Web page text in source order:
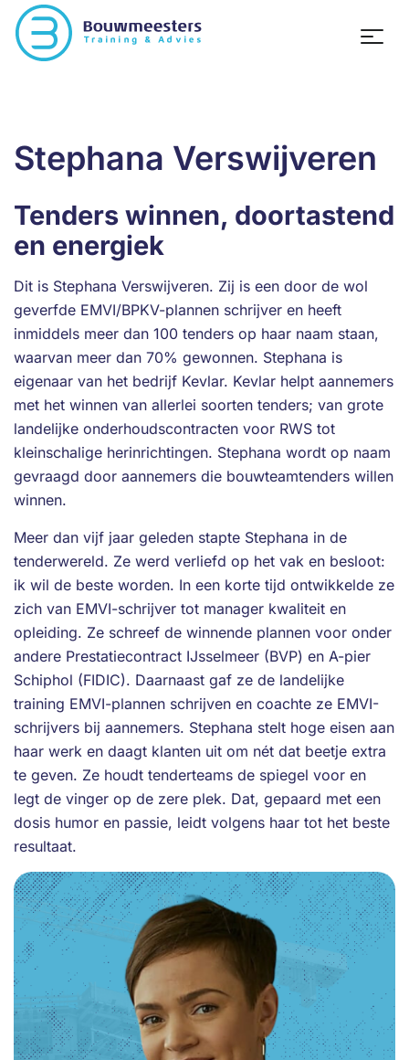
Stephana Verswijveren
Tenders winnen, doortastend
en energiek
Dit is Stephana Verswijveren. Zij is een door de wol
geverfde EMVI/BPKV-plannen schrijver en heeft
inmiddels meer dan 100 tenders op haar naam staan,
waarvan meer dan 70% gewonnen. Stephana is
eigenaar van het bedrijf Kevlar. Kevlar helpt aannemers
met het winnen van allerlei soorten tenders; van grote
landelijke onderhoudscontracten voor RWS tot
kleinschalige herinrichtingen. Stephana wordt op naam
gevraagd door aannemers die bouwteamtenders willen
winnen.
Meer dan vijf jaar geleden stapte Stephana in de
tenderwereld. Ze werd verliefd op het vak en besloot:
ik wil de beste worden. In een korte tijd ontwikkelde ze
zich van EMVI-schrijver tot manager kwaliteit en
opleiding. Ze schreef de winnende plannen voor onder
andere Prestatiecontract IJsselmeer (BVP) en A-pier
Schiphol (FIDIC). Daarnaast gaf ze de landelijke
training EMVI-plannen schrijven en coachte ze EMVI-
schrijvers bij aannemers. Stephana stelt hoge eisen aan
haar werk en daagt klanten uit om nét dat beetje extra
te geven. Ze houdt tenderteams de spiegel voor en
legt de vinger op de zere plek. Dat, gepaard met een
dosis humor en passie, leidt volgens haar tot het beste
resultaat.